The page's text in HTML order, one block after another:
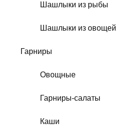
Шашлыки из рыбы
Шашлыки из овощей
Гарниры
Овощные
Гарниры-салаты
Каши